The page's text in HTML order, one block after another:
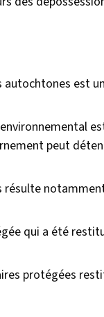
est
peut
qui a été
protégées